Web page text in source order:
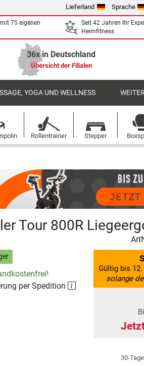
Lieferland Sprache
75 eigenen
Seit 42 Jahren Ihr
Heimfitness
36x in Deutschland
Übersicht der Filialen
YOGA UND WELLNESS
Rollentrainer Stepper
Tour 800R
per Spedition
Gültig bis
solange
30-